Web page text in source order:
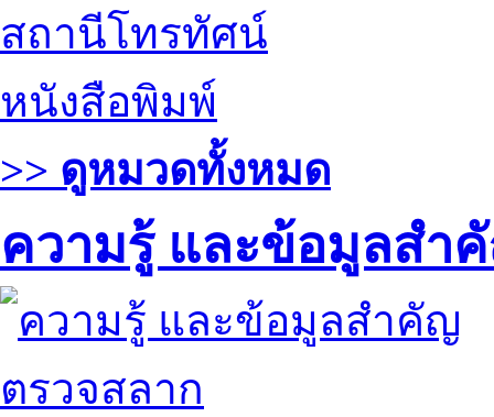
สถานีโทรทัศน์
หนังสือพิมพ์
>> ดูหมวดทั้งหมด
ความรู้ และข้อมูลสำ
ตรวจสลาก